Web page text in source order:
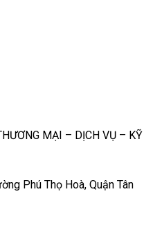
MẠI – DỊCH VỤ – KỸ
Phú Thọ Hoà, Quận Tân